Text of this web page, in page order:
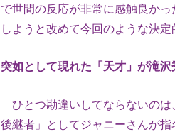
で世間の反応が非常に感触良か
しようと改めて今回のような決定
突如として現れた「天才」が滝沢
ひとつ勘違いしてならないのは
後継者」としてジャニーさんが